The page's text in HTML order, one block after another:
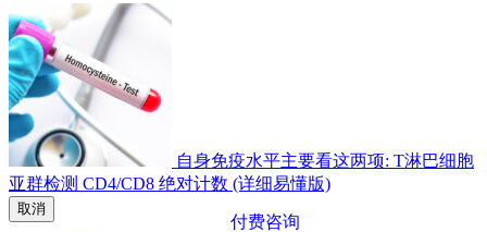
自身免疫水平主要看这两项: T淋巴细胞
亚群检测 CD4/CD8 绝对计数 (详细易懂版)
取消
付费咨询